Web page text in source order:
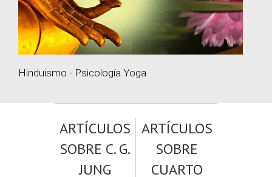
Hinduismo - Psicología Yoga
ARTÍCULOS
SOBRE C. G.
JUNG
ARTÍCULOS
SOBRE
CUARTO